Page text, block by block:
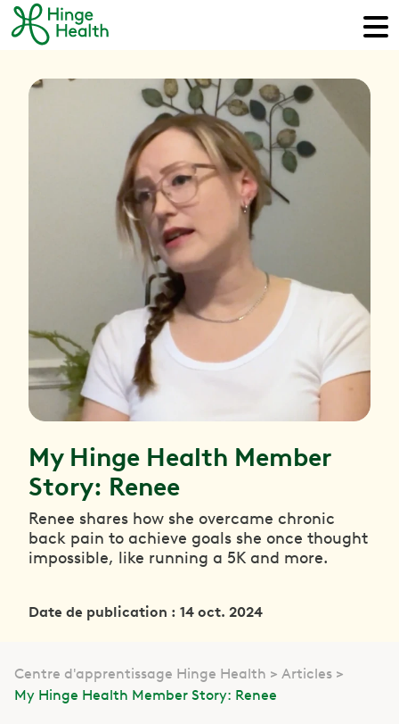
My Hinge Health Member
Story: Renee
Renee shares how she overcame chronic
back pain to achieve goals she once thought
impossible, like running a 5K and more.
Date de publication : 14 oct. 2024
Centre d'apprentissage Hinge Health
Articles
My Hinge Health Member Story: Renee